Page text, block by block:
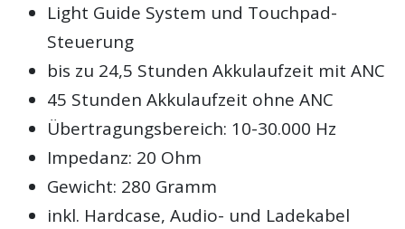
Light Guide System und Touchpad-
Steuerung
bis zu 24,5 Stunden Akkulaufzeit mit ANC
45 Stunden Akkulaufzeit ohne ANC
Übertragungsbereich: 10-30.000 Hz
Impedanz: 20 Ohm
Gewicht: 280 Gramm
inkl. Hardcase, Audio- und Ladekabel